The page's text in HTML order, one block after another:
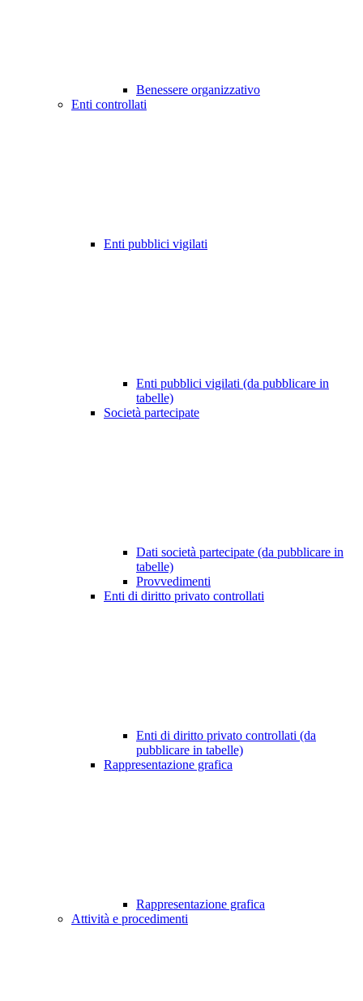
Benessere organizzativo
Enti controllati
Enti pubblici vigilati
Enti pubblici vigilati (da pubblicare in
tabelle)
Società partecipate
Dati società partecipate (da pubblicare in
tabelle)
Provvedimenti
Enti di diritto privato controllati
Enti di diritto privato controllati (da
pubblicare in tabelle)
Rappresentazione grafica
Rappresentazione grafica
Attività e procedimenti